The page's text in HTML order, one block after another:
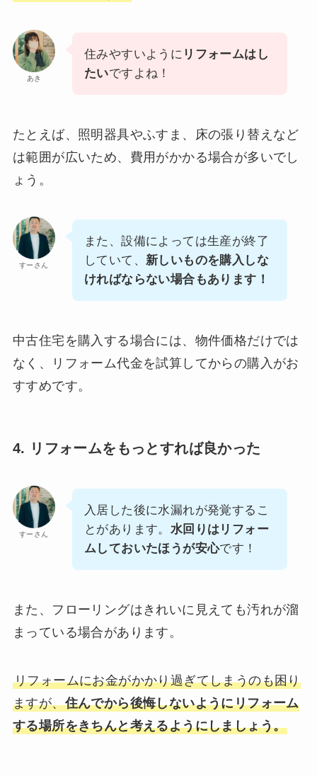
あき
住みやすいように リフォームはし
たいですよね！
たとえば、照明器具やふすま、床の張り替えなど
は範囲が広いため、費用がかかる場合が多いでし
ょう。
すーさん
また、設備によっては生産が終了
していて、 新しいものを購入しな
ければならない場合もあります！
中古住宅を購入する場合には、物件価格だけでは
なく、リフォーム代金を試算してからの購入がお
すすめです。
4. リフォームをもっとすれば良かった
すーさん
入居した後に水漏れが発覚するこ
とがあります。 水回りはリフォー
ムしておいたほうが安心です！
また、フローリングはきれいに見えても汚れが溜
まっている場合があります。
リフォームにお金がかかり過ぎてしまうのも困り
ますが、住んでから後悔しないようにリフォーム
する場所をきちんと考えるようにしましょう。